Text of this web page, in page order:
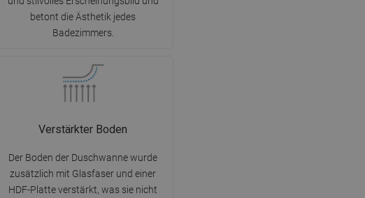
betont die Ästhetik jedes
Badezimmers.
Verstärkter Boden
Der Boden der Duschwanne wurde
zusätzlich mit Glasfaser und einer
HDF-Platte verstärkt, was sie nicht
SLOVENIAN